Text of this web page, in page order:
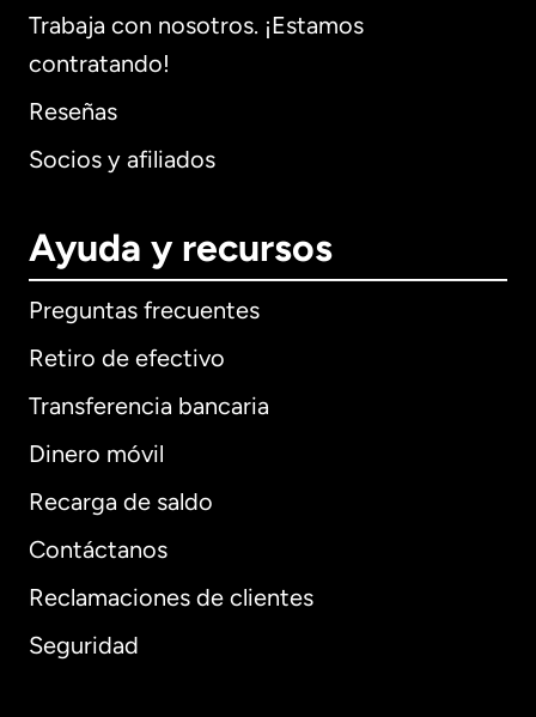
Trabaja con nosotros. ¡Estamos
contratando!
Reseñas
Socios y afiliados
Ayuda y recursos
Preguntas frecuentes
Retiro de efectivo
Transferencia bancaria
Dinero móvil
Recarga de saldo
Contáctanos
Reclamaciones de clientes
Seguridad